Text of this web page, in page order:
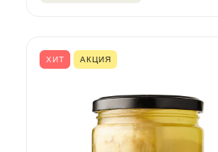
ХИТ АКЦИЯ